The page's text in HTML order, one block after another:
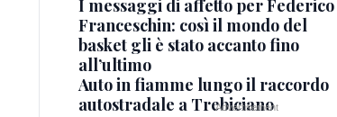
I messaggi di affetto per Federico
Franceschin: così il mondo del
basket gli è stato accanto fino
all’ultimo
Auto in fiamme lungo il raccordo
autostradale a Trebiciano